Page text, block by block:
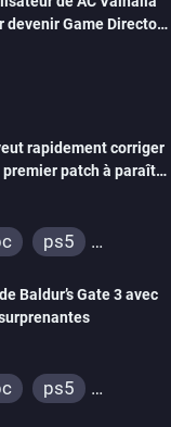
devenir Game Director
rapidement corriger
patch à paraître
ps5
Baldur’s Gate 3 avec
ps5